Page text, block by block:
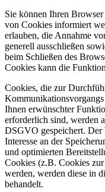
Sie können Ihren Browser
von Cookies informiert
erlauben, die Annahme
generell ausschließen
beim Schließen des
Cookies kann die
Cookies, die zur
Ihnen erwünschter
erforderlich sind, werden
DSGVO gespeichert. Der
Interesse an der
und optimierten
Cookies (z.B. Cookies
werden, werden diese in
behandelt.